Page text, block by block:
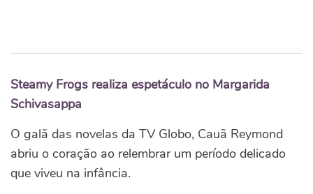
Steamy Frogs realiza espetáculo no Margarida
Schivasappa
O galã das novelas da TV Globo, Cauã Reymond
abriu o coração ao relembrar um período delicado
que viveu na infância.